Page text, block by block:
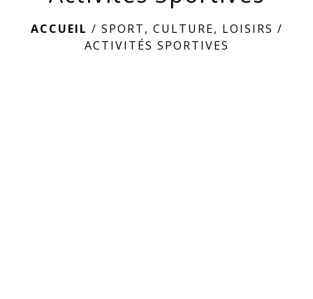
ACCUEIL / SPORT, CULTURE, LOISIRS /
ACTIVITÉS SPORTIVES